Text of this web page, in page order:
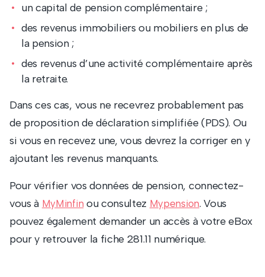
un capital de pension complémentaire ;
des revenus immobiliers ou mobiliers en plus de
la pension ;
des revenus d’une activité complémentaire après
la retraite.
Dans ces cas, vous ne recevrez probablement pas
de proposition de déclaration simplifiée (PDS). Ou
si vous en recevez une, vous devrez la corriger en y
ajoutant les revenus manquants.
Pour vérifier vos données de pension, connectez-
vous à MyMinfin ou consultez Mypension. Vous
pouvez également demander un accès à votre eBox
pour y retrouver la fiche 281.11 numérique.